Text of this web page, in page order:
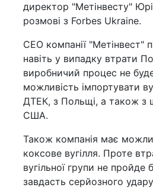
директор "Метінвесту"
розмові з Forbes Ukraine.
СЕО компанії "Метінвест"
навіть у випадку втрати
виробничий процес не
можливість імпортувати
ДТЕК, з Польщі, а також з
США.
Також компанія має
коксове вугілля. Проте
вугільної групи не пройде
завдасть серйозного удару